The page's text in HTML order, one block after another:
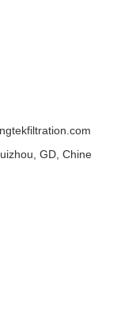
GD, Chine